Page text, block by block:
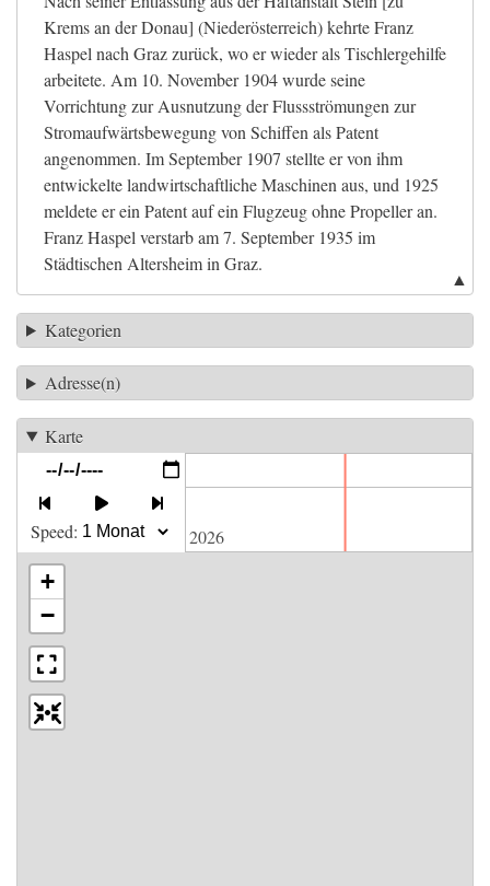
Krems an der Donau] (Niederösterreich) kehrte Franz
Haspel nach Graz zurück, wo er wieder als Tischlergehilfe
arbeitete. Am 10. November 1904 wurde seine
Vorrichtung zur Ausnutzung der Flussströmungen zur
Stromaufwärtsbewegung von Schiffen als Patent
angenommen. Im September 1907 stellte er von ihm
entwickelte landwirtschaftliche Maschinen aus, und 1925
meldete er ein Patent auf ein Flugzeug ohne Propeller an.
Franz Haspel verstarb am 7. September 1935 im
Städtischen Altersheim in Graz.
▲
Kategorien
Adresse(n)
Karte